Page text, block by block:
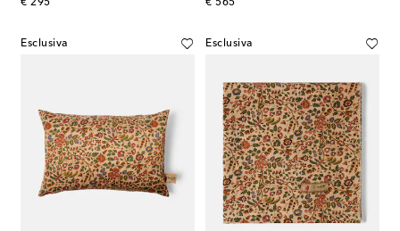
€ 295
€ 565
Esclusiva Esclusiva